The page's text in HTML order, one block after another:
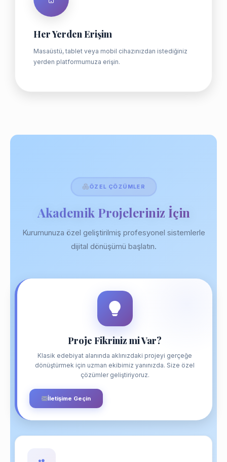
Her Yerden Erişim
Masaüstü, tablet veya mobil cihazınızdan istediğiniz
yerden platformumuza erişin.
ÖZEL ÇÖZÜMLER
Akademik Projeleriniz İçin
Kurumunuza özel geliştirilmiş profesyonel sistemlerle
dijital dönüşümü başlatın.
Proje Fikriniz mi Var?
Klasik edebiyat alanında aklınızdaki projeyi gerçeğe
dönüştürmek için uzman ekibimiz yanınızda. Size özel
çözümler geliştiriyoruz.
İletişime Geçin